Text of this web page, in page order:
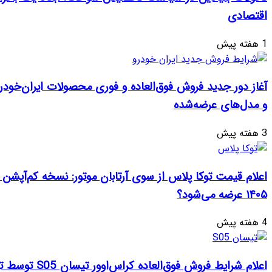
و فوری محصولات ایران‌خودرو: جزئیات، زمان‌بندی
از سوی آرتابان موتور: نسخه کم‌آپشن با چه بهایی در تیر
اعلام شرایط فروش فوق‌العاده کراس‌اوور تیسان S05 توسط تیگارد موتور: قیمت